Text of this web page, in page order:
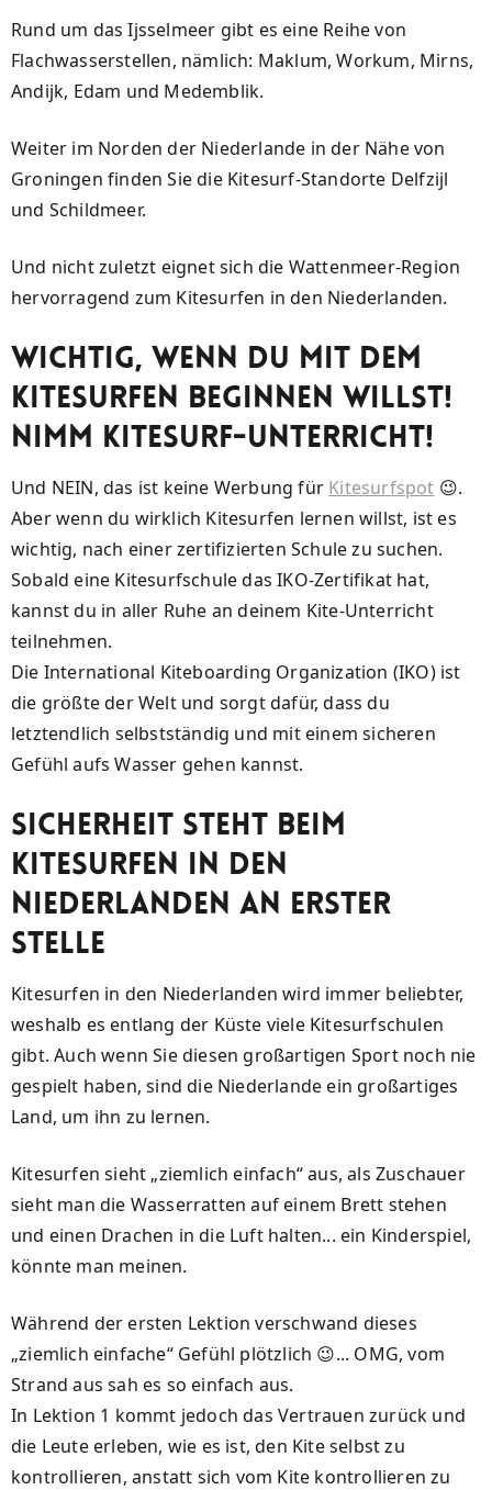
Rund um das Ijsselmeer gibt es eine Reihe von
Flachwasserstellen, nämlich: Maklum, Workum, Mirns,
Andijk, Edam und Medemblik.
Weiter im Norden der Niederlande in der Nähe von
Groningen finden Sie die Kitesurf-Standorte Delfzijl
und Schildmeer.
Und nicht zuletzt eignet sich die Wattenmeer-Region
hervorragend zum Kitesurfen in den Niederlanden.
Wichtig, wenn du mit dem
Kitesurfen beginnen willst!
NIMM KITESURF-UNTERRICHT!
Und NEIN, das ist keine Werbung für Kitesurfspot 😉.
Aber wenn du wirklich Kitesurfen lernen willst, ist es
wichtig, nach einer zertifizierten Schule zu suchen.
Sobald eine Kitesurfschule das IKO-Zertifikat hat,
kannst du in aller Ruhe an deinem Kite-Unterricht
teilnehmen.
Die International Kiteboarding Organization (IKO) ist
die größte der Welt und sorgt dafür, dass du
letztendlich selbstständig und mit einem sicheren
Gefühl aufs Wasser gehen kannst.
Sicherheit steht beim
Kitesurfen in den
Niederlanden an erster
Stelle
Kitesurfen in den Niederlanden wird immer beliebter,
weshalb es entlang der Küste viele Kitesurfschulen
gibt. Auch wenn Sie diesen großartigen Sport noch nie
gespielt haben, sind die Niederlande ein großartiges
Land, um ihn zu lernen.
Kitesurfen sieht „ziemlich einfach“ aus, als Zuschauer
sieht man die Wasserratten auf einem Brett stehen
und einen Drachen in die Luft halten... ein Kinderspiel,
könnte man meinen.
Während der ersten Lektion verschwand dieses
„ziemlich einfache“ Gefühl plötzlich 😉... OMG, vom
Strand aus sah es so einfach aus.
In Lektion 1 kommt jedoch das Vertrauen zurück und
die Leute erleben, wie es ist, den Kite selbst zu
kontrollieren, anstatt sich vom Kite kontrollieren zu